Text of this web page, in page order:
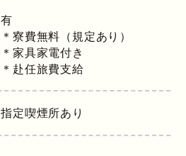
有
＊寮費無料（規定あり）
＊家具家電付き
＊赴任旅費支給
指定喫煙所あり